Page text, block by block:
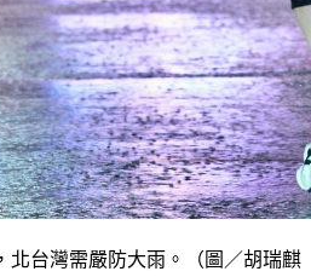
北台灣需嚴防大雨。（圖／胡瑞麒